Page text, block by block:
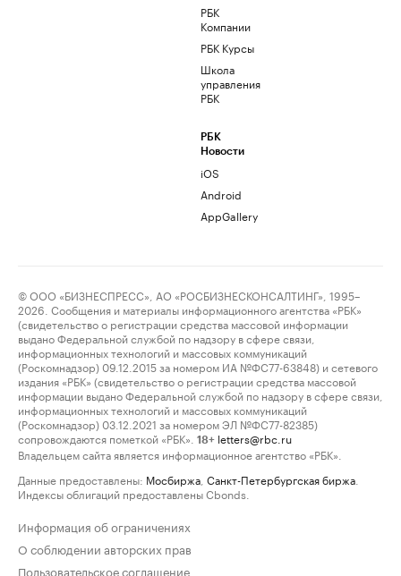
РБК
Компании
РБК Курсы
Школа
управления
РБК
РБК
Новости
iOS
Android
AppGallery
© ООО «БИЗНЕСПРЕСС», АО «РОСБИЗНЕСКОНСАЛТИНГ», 1995–
2026. Сообщения и материалы информационного агентства «РБК»
(свидетельство о регистрации средства массовой информации
выдано Федеральной службой по надзору в сфере связи,
информационных технологий и массовых коммуникаций
(Роскомнадзор) 09.12.2015 за номером ИА №ФС77-63848) и сетевого
издания «РБК» (свидетельство о регистрации средства массовой
информации выдано Федеральной службой по надзору в сфере связи,
информационных технологий и массовых коммуникаций
(Роскомнадзор) 03.12.2021 за номером ЭЛ №ФС77-82385)
сопровождаются пометкой «РБК».
18+ letters@rbc.ru
Владельцем сайта является информационное агентство «РБК».
Данные предоставлены: Мосбиржа Санкт-Петербургская биржа
Индексы облигаций предоставлены Cbonds.
Информация об ограничениях
О соблюдении авторских прав
Пользовательское соглашение